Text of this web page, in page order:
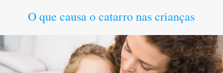
O que causa o catarro nas crianças